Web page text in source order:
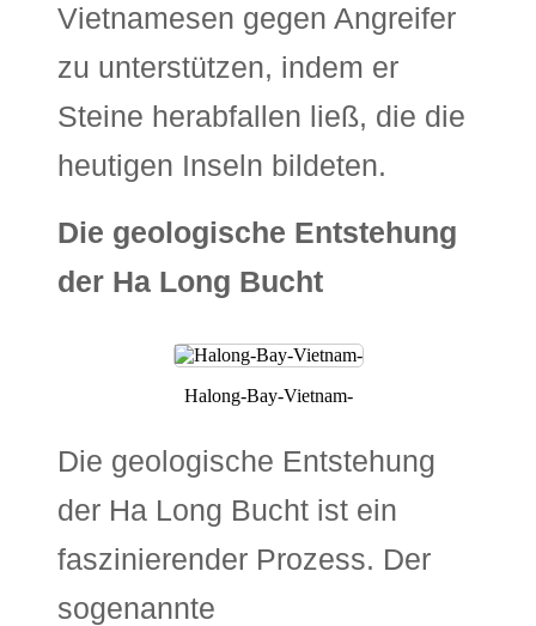
Vietnamesen gegen Angreifer
zu unterstützen, indem er
Steine herabfallen ließ, die die
heutigen Inseln bildeten.
Die geologische Entstehung
der Ha Long Bucht
Halong-Bay-Vietnam-
Die geologische Entstehung
der Ha Long Bucht ist ein
faszinierender Prozess. Der
sogenannte